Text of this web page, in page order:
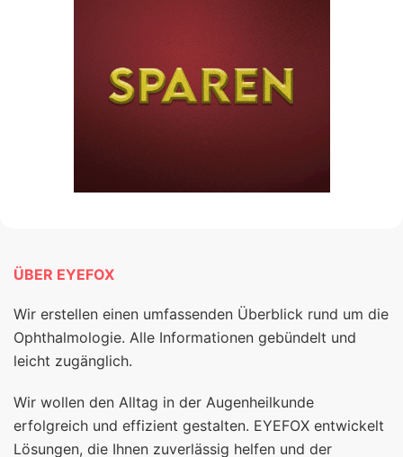
ÜBER EYEFOX
Wir erstellen einen umfassenden Überblick rund um die
Ophthalmologie. Alle Informationen gebündelt und
leicht zugänglich.
Wir wollen den Alltag in der Augenheilkunde
erfolgreich und effizient gestalten. EYEFOX entwickelt
Lösungen, die Ihnen zuverlässig helfen und der